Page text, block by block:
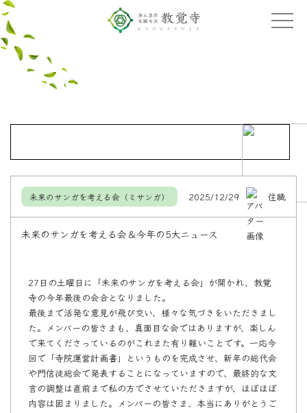
未来のサンガを考える会（ミサンガ） 2025/12/29 住職
未来のサンガを考える会＆今年の5大ニュース
27日の土曜日に「未来のサンガを考える会」が開かれ、教覚
寺の今年最後の会合となりました。
最後まで活発な意見が飛び交い、様々な気づきをいただきまし
た。メンバーの皆さまも、真面目な会ではありますが、楽しん
で来てくださっているのがこれまた有り難いことです。一応今
回で「寺院運営計画書」というものを完成させ、新年の総代会
や門信徒総会で発表することになっていますので、最終的な文
言の調整は直前まで私の方でさせていただきますが、ほぼほぼ
内容は固まりました。メンバーの皆さま、本当にありがとうご